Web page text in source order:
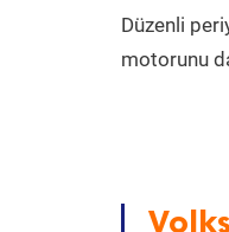
Düzenli
motorunu